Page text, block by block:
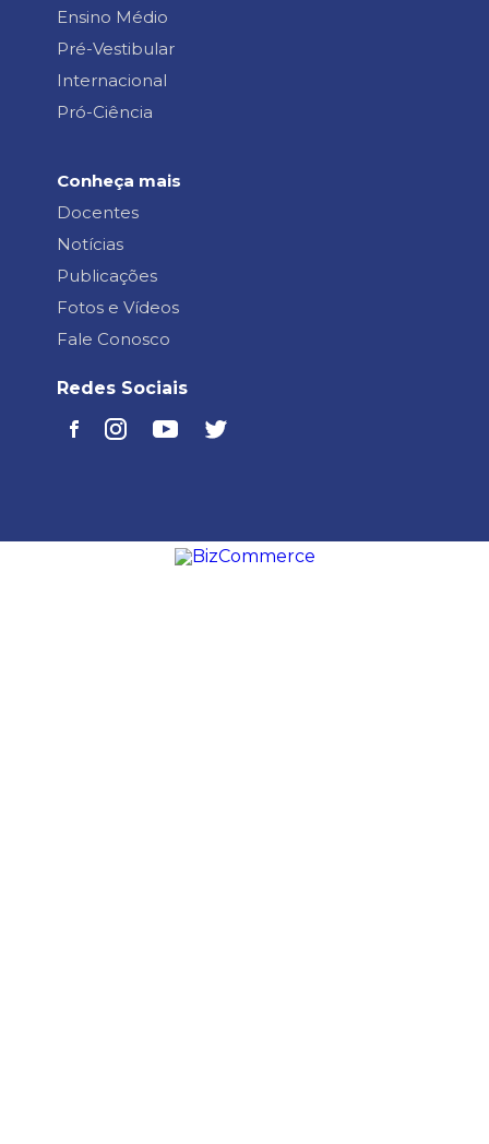
Ensino Médio
Pré-Vestibular
Internacional
Pró-Ciência
Conheça mais
Docentes
Notícias
Publicações
Fotos e Vídeos
Fale Conosco
Redes Sociais